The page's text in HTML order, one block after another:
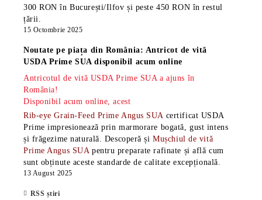
300 RON în București/Ilfov și peste 450 RON în restul
țării.
15 Octombrie 2025
Noutate pe piața din România: Antricot de vită
USDA Prime SUA disponibil acum online
Antricotul de vită USDA Prime SUA a ajuns în
România!
Disponibil acum online, acest
Rib-eye Grain-Feed Prime Angus SUA certificat USDA
Prime impresionează prin marmorare bogată, gust intens
și frăgezime naturală. Descoperă șiMușchiul de vită
Prime Angus SUA pentru preparate rafinate și află cum
sunt obținute aceste standarde de calitate excepțională.
13 August 2025
RSS știri